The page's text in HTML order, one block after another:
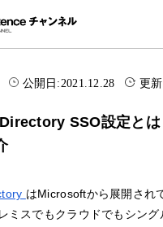
公開日:2021.12.28 更
SSO設定とは
はMicrosoftから展開され
ミスでもクラウドでもシング